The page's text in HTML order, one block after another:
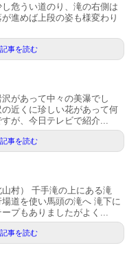
危うい道のり、滝の右側は
進めば上段の姿も様変わり
記事を読む
があって中々の美瀑でし
近くに珍しい花があって何
が、今日テレビで紹介...
記事を読む
村） 千手滝の上にある滝
道を使い馬頭の滝へ 滝下に
プもありましたがよく...
記事を読む